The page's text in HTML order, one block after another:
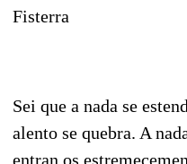
Fisterra
Sei que a nada se
alento se quebra. A
entran os